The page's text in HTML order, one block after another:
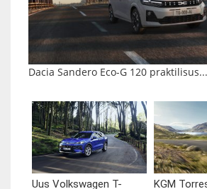
Dacia Sandero Eco-G 120 praktilisus...
Uus Volkswagen T- KGM